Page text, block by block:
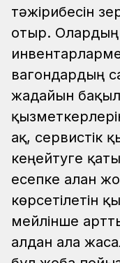
тәжірибесін
отыр.
вагондардың
жағдайын
ақ, сервистік
кеңейтуге
есепке алған
көрсетілетін
мейлінше
алдан ала